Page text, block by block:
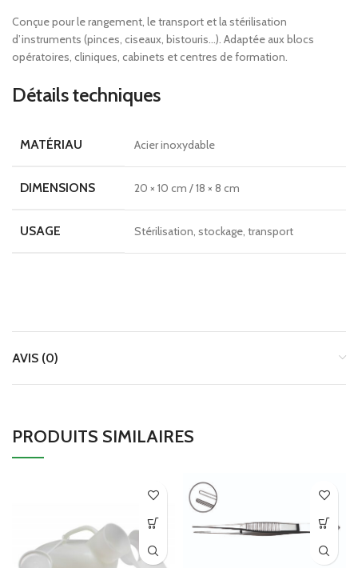
Conçue pour le rangement, le transport et la stérilisation
d’instruments (pinces, ciseaux, bistouris…). Adaptée aux blocs
opératoires, cliniques, cabinets et centres de formation.
Détails techniques
MATÉRIAU Acier inoxydable
DIMENSIONS 20 × 10 cm / 18 × 8 cm
USAGE Stérilisation, stockage, transport
AVIS (0)
PRODUITS SIMILAIRES